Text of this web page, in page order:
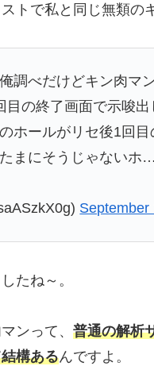
トで私と同じ無類
調べだけどキン肉マ
目の終了画面で示唆
ホールがリセ後1回
まにそうじゃないホ…
September
たね～。
ンって、 普通の解析
構あるんですよ。